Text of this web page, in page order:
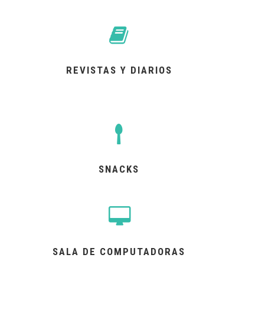
REVISTAS Y DIARIOS
SNACKS
SALA DE COMPUTADORAS